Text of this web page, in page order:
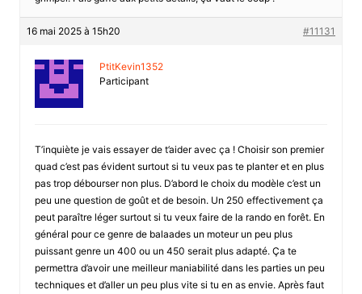
16 mai 2025 à 15h20 #11131
PtitKevin1352
Participant
T’inquiète je vais essayer de t’aider avec ça ! Choisir son premier
quad c’est pas évident surtout si tu veux pas te planter et en plus
pas trop débourser non plus. D’abord le choix du modèle c’est un
peu une question de goût et de besoin. Un 250 effectivement ça
peut paraître léger surtout si tu veux faire de la rando en forêt. En
général pour ce genre de balaades un moteur un peu plus
puissant genre un 400 ou un 450 serait plus adapté. Ça te
permettra d’avoir une meilleur maniabilité dans les parties un peu
techniques et d’aller un peu plus vite si tu en as envie. Après faut